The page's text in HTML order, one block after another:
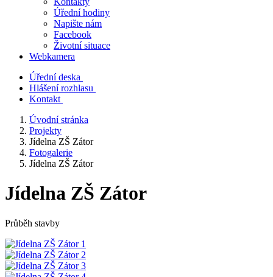
Úřední hodiny
Napište nám
Facebook
Životní situace
Webkamera
Úřední deska
Hlášení rozhlasu
Kontakt
Úvodní stránka
Projekty
Jídelna ZŠ Zátor
Fotogalerie
Jídelna ZŠ Zátor
Jídelna ZŠ Zátor
Průběh stavby